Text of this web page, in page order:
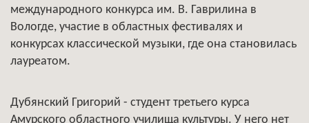
международного конкурса им. В. Гаврилина в
Вологде, участие в областных фестивалях и
конкурсах классической музыки, где она становилась
лауреатом.
Дубянский Григорий - студент третьего курса
Амурского областного училища культуры. У него нет